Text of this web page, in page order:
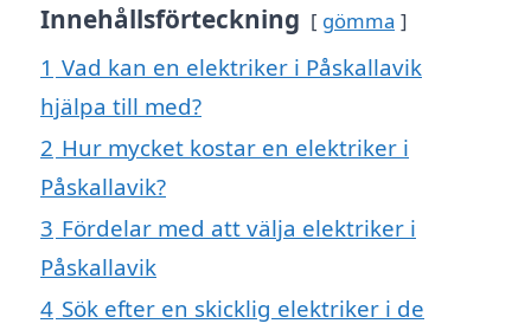
Innehållsförteckning gömma
1 Vad kan en elektriker i Påskallavik
hjälpa till med?
2 Hur mycket kostar en elektriker i
Påskallavik?
3 Fördelar med att välja elektriker i
Påskallavik
4 Sök efter en skicklig elektriker i de